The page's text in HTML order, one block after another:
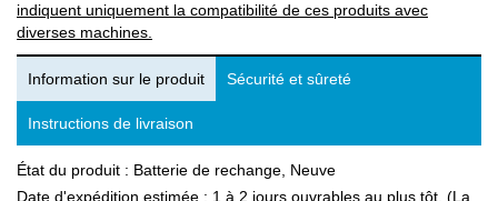
indiquent uniquement la compatibilité de ces produits avec
diverses machines.
Information sur le produit Sécurité et sûreté
Instructions de livraison
État du produit : Batterie de rechange, Neuve
Date d'expédition estimée : 1 à 2 jours ouvrables au plus tôt. (La